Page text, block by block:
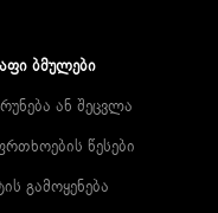
ᲑᲛᲣᲚᲔᲑᲘ
ან შეცვლა
წესები
გამოყენება